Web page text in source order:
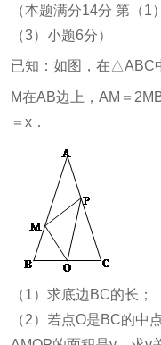
（本题满分14分 第（
（3）小题6分）
已知：如图，在△ABC
M在AB边上，AM＝
＝x．
（1）求底边BC的长；
（2）若点O是BC的中